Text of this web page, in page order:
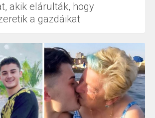
akik elárulták, hogy
a gazdáikat